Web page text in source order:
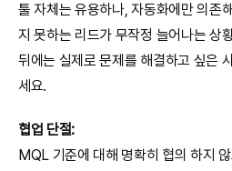
툴 자체는 유용하나, 자동화에만 의존
지 못하는 리드가 무작정 늘어나는 상
뒤에는 실제로 문제를 해결하고 싶은
세요.
협업 단절:
MQL 기준에 대해 명확히 협의 하지